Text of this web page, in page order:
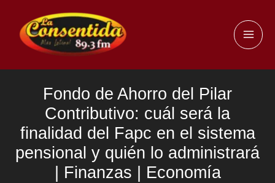
contenido
Fondo de Ahorro del Pilar
Contributivo: cuál será la
finalidad del Fapc en el sistema
pensional y quién lo administrará
| Finanzas | Economía